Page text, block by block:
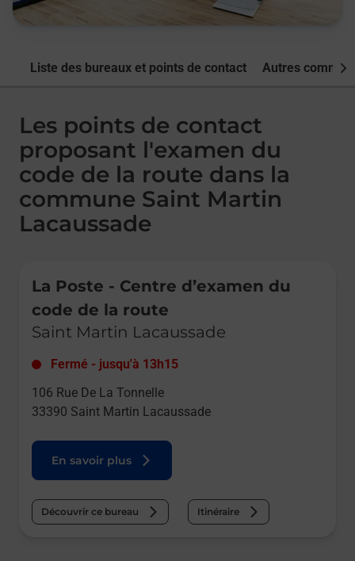
Liste des bureaux et points de contact Autres
Les points de contact
proposant l'examen du
code de la route dans la
commune Saint Martin
Lacaussade
La Poste - Centre d’examen du
code de la route
Saint Martin Lacaussade
Fermé - jusqu'à 13h15
106 Rue De La Tonnelle
33390 Saint Martin Lacaussade
En savoir plus
Découvrir ce bureau Itinéraire